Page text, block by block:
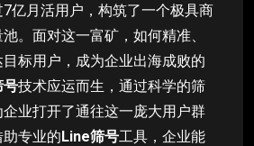
亿月活用户，构筑了一个极具商
。面对这一富矿，如何精准、
标用户，成为企业出海成败的
号技术应运而生，通过科学的筛
业打开了通往这一庞大用户群
专业的Line筛号工具，企业能